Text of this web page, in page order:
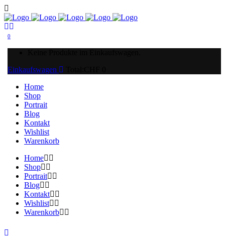
0
Einkaufswagen
Home
Shop
Portrait
Blog
Kontakt
Wishlist
Warenkorb
Home
Shop
Portrait
Blog
Kontakt
Wishlist
Warenkorb